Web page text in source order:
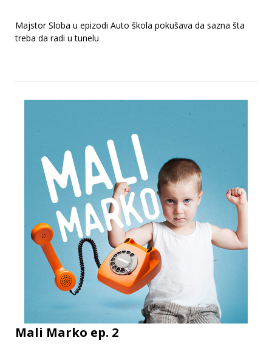
Majstor Sloba u epizodi Auto škola pokušava da sazna šta
treba da radi u tunelu
Mali Marko ep. 2